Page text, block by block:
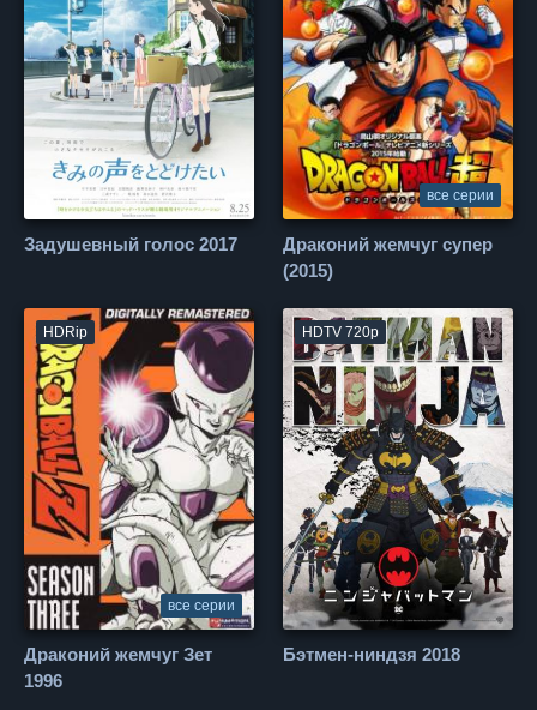
Задушевный голос 2017
все серии
Драконий жемчуг супер
(2015)
HDRip
все серии
Драконий жемчуг Зет
1996
HDTV 720p
Бэтмен-ниндзя 2018